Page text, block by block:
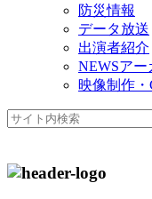
防災情報
データ放送
出演者紹介
NEWSアー
映像制作